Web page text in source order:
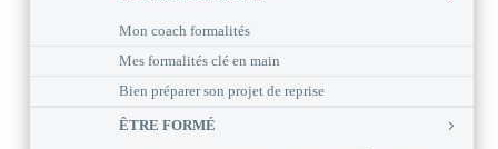
Mon coach formalités
Mes formalités clé en main
Bien préparer son projet de reprise
ÊTRE FORMÉ